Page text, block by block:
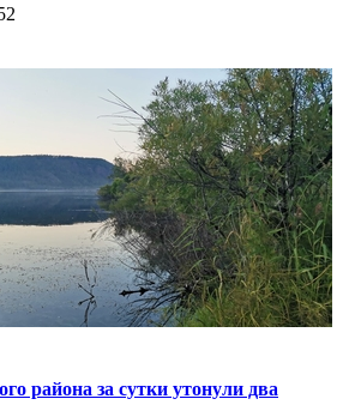
района за сутки утонули два